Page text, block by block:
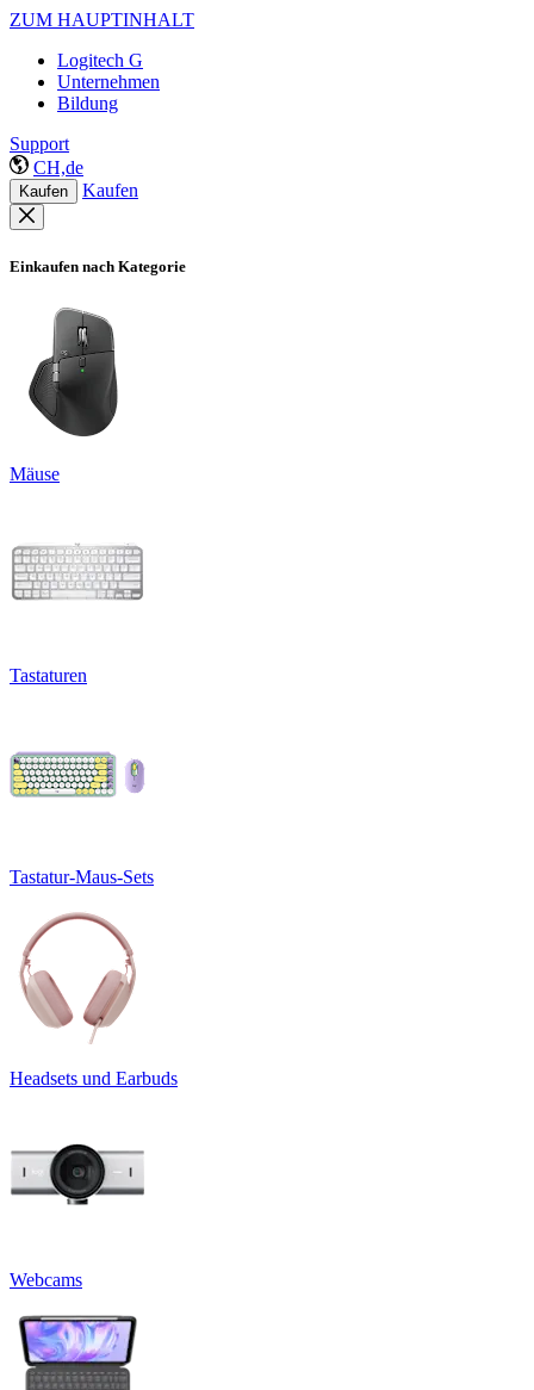
ZUM HAUPTINHALT
Logitech G
Unternehmen
Bildung
Support
CH,de
Kaufen Kaufen
Einkaufen nach Kategorie
Mäuse
Tastaturen
Tastatur-Maus-Sets
Headsets und Earbuds
Webcams